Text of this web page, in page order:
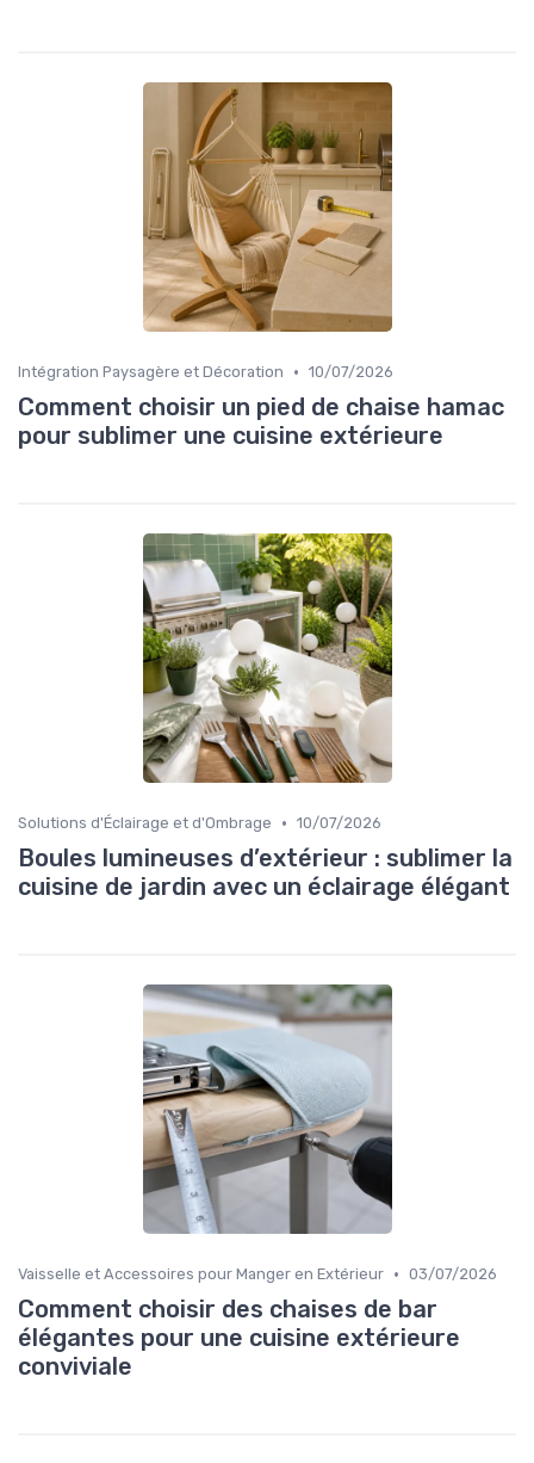
Intégration Paysagère et Décoration • 10/07/2026
Comment choisir un pied de chaise hamac
pour sublimer une cuisine extérieure
Solutions d'Éclairage et d'Ombrage • 10/07/2026
Boules lumineuses d’extérieur : sublimer la
cuisine de jardin avec un éclairage élégant
Vaisselle et Accessoires pour Manger en Extérieur • 03/07/2026
Comment choisir des chaises de bar
élégantes pour une cuisine extérieure
conviviale